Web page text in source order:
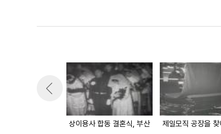
상이용사 합동 결혼식, 부산